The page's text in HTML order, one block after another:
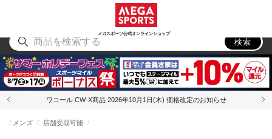
メガスポーツ公式オンラインショップ
アウトドア
検索
ワコール CW-X商品 2026年10月1日(木) 価格改定のお知らせ
メンズ 店舗受取可能